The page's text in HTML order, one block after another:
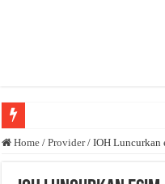
Anda butuh promosi usaha?
Home / Provider / IOH Luncurkan